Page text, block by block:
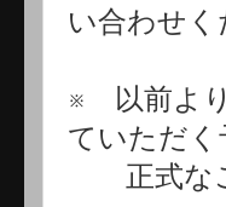
い合わせく
※ 以前よ
ていただく
正式なご